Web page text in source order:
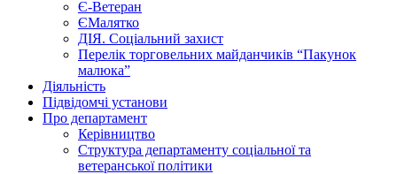
Є-Ветеран
ЄМалятко
ДІЯ. Соціальний захист
Перелік торговельних майданчиків “Пакунок
малюка”
Діяльність
Підвідомчі установи
Про департамент
Керівництво
Структура департаменту соціальної та
ветеранської політики